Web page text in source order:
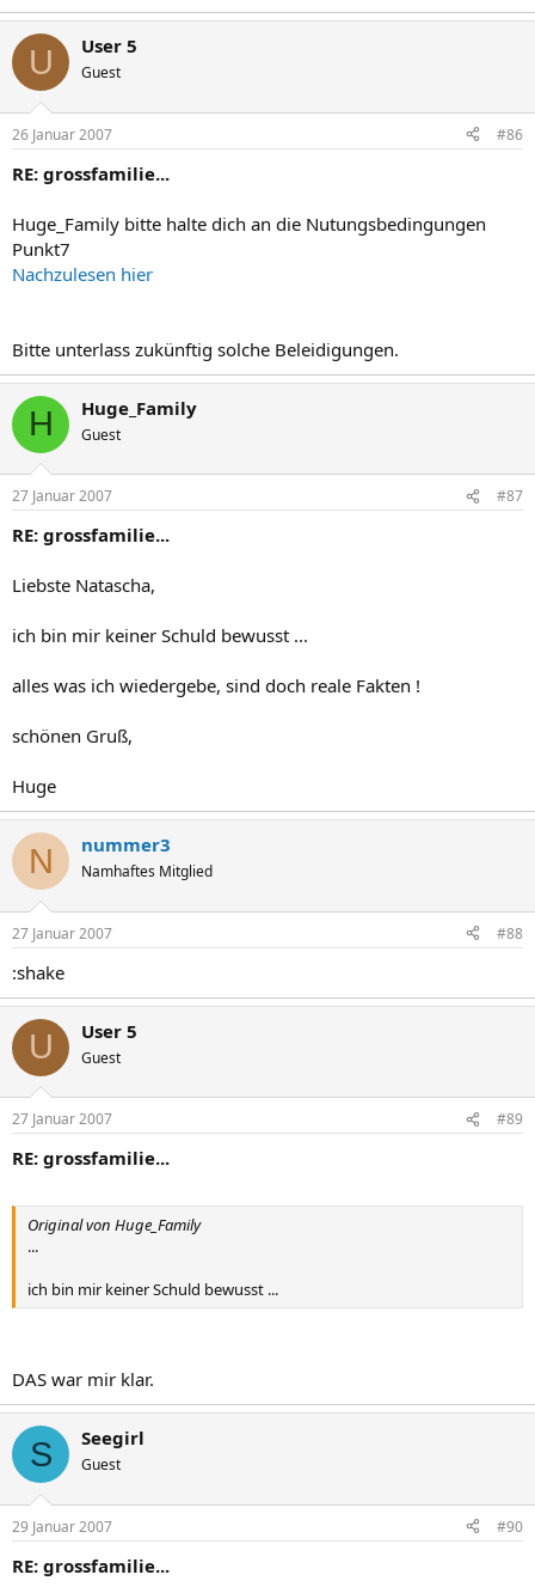
U User 5
Guest
26 Januar 2007 #86
RE: grossfamilie...
Huge_Family bitte halte dich an die Nutungsbedingungen
Punkt7
Nachzulesen hier
Bitte unterlass zukünftig solche Beleidigungen.
H Huge_Family
Guest
27 Januar 2007 #87
RE: grossfamilie...
Liebste Natascha,
ich bin mir keiner Schuld bewusst ...
alles was ich wiedergebe, sind doch reale Fakten !
schönen Gruß,
Huge
N nummer3
Namhaftes Mitglied
27 Januar 2007 #88
:shake
U User 5
Guest
27 Januar 2007 #89
RE: grossfamilie...
Original von Huge_Family
...
ich bin mir keiner Schuld bewusst ...
DAS war mir klar.
S Seegirl
Guest
29 Januar 2007 #90
RE: grossfamilie...